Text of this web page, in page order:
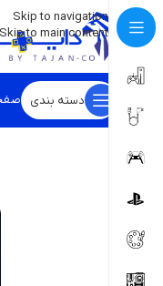
Skip to navigation
Skip to main content
💡برچسب و اسکین
دسته بندی